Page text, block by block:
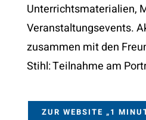
Unterrichtsmaterialien,
Veranstaltungsevents.
zusammen mit den
Stihl: Teilnahme am
ZUR WEBSITE „1